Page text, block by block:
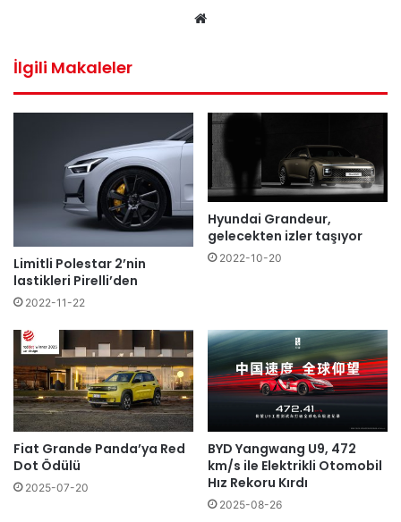
İlgili Makaleler
Limitli Polestar 2’nin
lastikleri Pirelli’den
2022-11-22
Hyundai Grandeur,
gelecekten izler taşıyor
2022-10-20
Fiat Grande Panda’ya Red
Dot Ödülü
2025-07-20
BYD Yangwang U9, 472
km/s ile Elektrikli Otomobil
Hız Rekoru Kırdı
2025-08-26